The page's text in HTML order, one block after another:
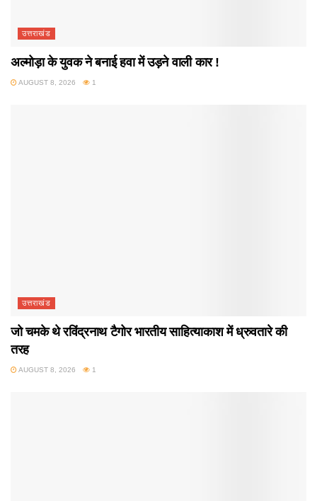
उत्तराखंड
अल्मोड़ा के युवक ने बनाई हवा में उड़ने वाली कार !
AUGUST 8, 2026 1
उत्तराखंड
जो चमके थे रविंद्रनाथ टैगोर भारतीय साहित्याकाश में ध्रुवतारे की
तरह
AUGUST 8, 2026 1